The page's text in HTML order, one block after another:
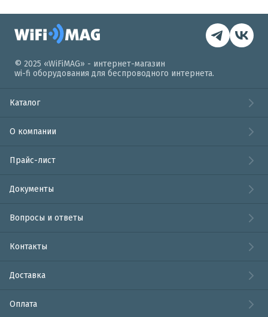
© 2025 «WiFiMAG» - интернет-магазин
wi-fi оборудования для беспроводного интернета.
Каталог
О компании
Прайс-лист
Документы
Вопросы и ответы
Контакты
Доставка
Оплата